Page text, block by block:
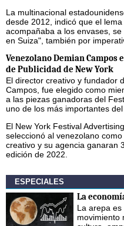
La multinacional
desde 2012, indicó que el
acompañaba a los envases,
en Suiza", también por
Venezolano Demian Campos
de Publicidad de New York
El director creativo y fundador
Campos, fue elegido como
a las piezas ganadoras del
uno de los más importantes del
El New York Festival
seleccionó al venezolano
creativo y su agencia ganaran
edición de 2022.
ESPECIALES
La
La arepa
movimiento